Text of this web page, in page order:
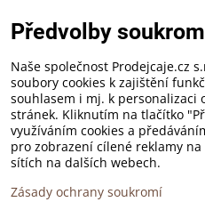
Předvolby
Naše společnost Prodejcaje.cz
soubory cookies k zajištění
souhlasem i mj. k personalizaci
stránek. Kliknutím na tlačítko
využíváním cookies a
pro zobrazení cílené reklamy
sítích na dalších webech.
Zásady ochrany soukromí